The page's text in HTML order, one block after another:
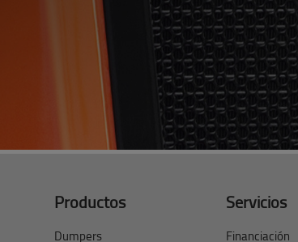
Productos
Dumpers
Servicios
Financiación